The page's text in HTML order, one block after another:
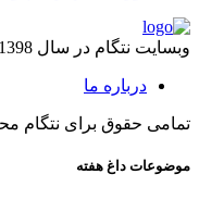
وبسایت نتگام در سال 1398 با هدف بررسی اخبار تکنولوژی و فناوری راه اندازی شد.
درباره ما
تمامی حقوق برای نتگام
موضوعات داغ هفته